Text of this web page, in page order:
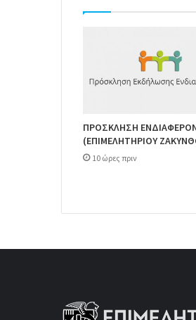
ΠΡΟΣΚΛΗΣΗ
(ΕΠΙΜΕΛΗΤΗΡΙΟΥ
10 ώρες πριν